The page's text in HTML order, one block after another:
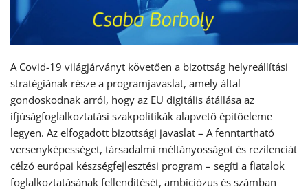
A Covid-19 világjárványt követően a bizottság helyreállítási
stratégiának része a programjavaslat, amely által
gondoskodnak arról, hogy az EU digitális átállása az
ifjúságfoglalkoztatási szakpolitikák alapvető építőeleme
legyen. Az elfogadott bizottsági javaslat – A fenntartható
versenyképességet, társadalmi méltányosságot és rezilenciát
célzó európai készségfejlesztési program – segíti a fiatalok
foglalkoztatásának fellendítését, ambiciózus és számban